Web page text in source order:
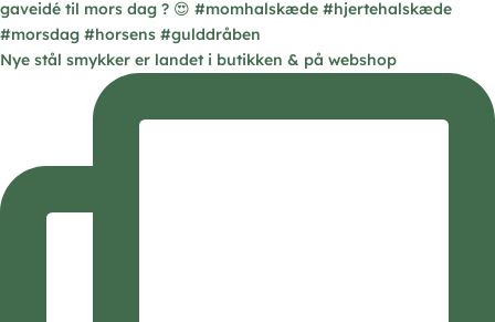
Nye stål smykker er landet i butikken & på webshop